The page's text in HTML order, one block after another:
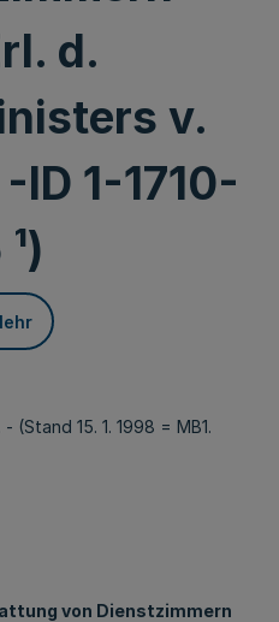
d.
v.
ID 1-1710-
(Stand 15. 1. 1998 = MB1.
von Dienstzimmern